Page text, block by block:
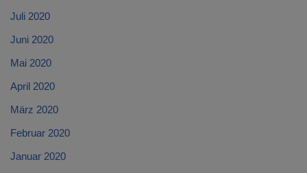
Juli 2020
Juni 2020
Mai 2020
April 2020
März 2020
Februar 2020
Januar 2020